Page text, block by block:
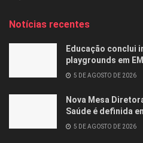
Notícias recentes
Educação conclui
playgrounds em
5 DE AGOSTO DE 2026
Nova Mesa
Saúde é definida
5 DE AGOSTO DE 2026